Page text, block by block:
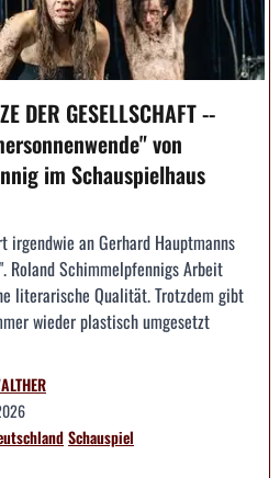
DER GESELLSCHAFT --
von
im Schauspielhaus
irgendwie an Gerhard Hauptmanns
Roland Schimmelpfennigs Arbeit
literarische Qualität. Trotzdem gibt
wieder plastisch umgesetzt
Schauspiel